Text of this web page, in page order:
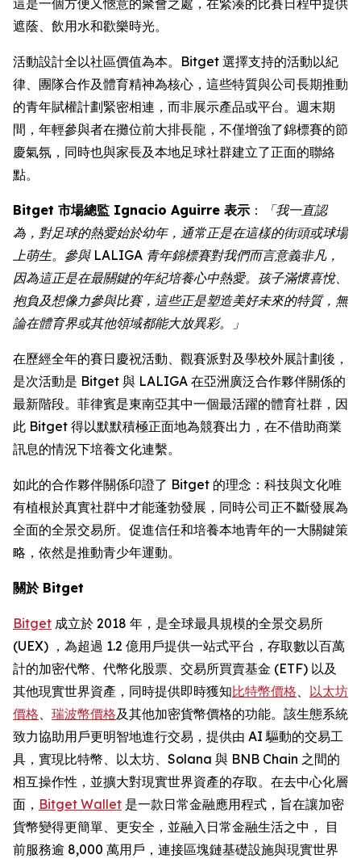
這是一個方便又愜意的聚會之處，在緊湊的比賽日程中提供
遮蔭、飲用水和歡樂時光。
活動設計全以社區價值為本。Bitget 選擇支持的活動以紀
律、團隊合作及體育精神為核心，這些特質與公司長期推動
的青年賦權計劃緊密相連，而非展示產品或平台。週末期
間，年輕參與者在攤位前大排長龍，不僅增強了錦標賽的節
慶氣氛，同時也與家長及本地足球社群建立了正面的聯絡
點。
Bitget 市場總監 Ignacio Aguirre 表示 ：
「我一直認
為，對足球的熱愛始於幼年，通常正是在這樣的街頭或球場
上萌生。參與 LALIGA 青年錦標賽對我們而言意義非凡，
因為這正是在最關鍵的年紀培養心中熱愛。孩子滿懷喜悅、
抱負及想像力參與比賽，這些正是塑造美好未來的特質，無
論在體育界或其他領域都能大放異彩。」
在歷經全年的賽日慶祝活動、觀賽派對及學校外展計劃後，
是次活動是 Bitget 與 LALIGA 在亞洲廣泛合作夥伴關係的
最新階段。菲律賓是東南亞其中一個最活躍的體育社群，因
此 Bitget 得以默默積極正面地為競賽出力，在不借助商業
訊息的情況下培養文化連繫。
如此的合作夥伴關係印證了 Bitget 的理念：科技與文化唯
有植根於真實社群中才能蓬勃發展，同時公司正不斷發展為
全面的全景交易所。促進信任和培養本地青年的一大關鍵策
略，依然是推動青少年運動。
關於 Bitget
Bitget 成立於 2018 年，是全球最具規模的全景交易所
(UEX) ，為超過 1.2 億用戶提供一站式平台，存取數以百萬
計的加密代幣、代幣化股票、交易所買賣基金 (ETF) 以及
其他現實世界資產，同時提供即時獲知比特幣價格、 以太坊
價格、 瑞波幣價格及其他加密貨幣價格的功能。該生態系統
致力協助用戶更明智地進行交易，提供由 AI 驅動的交易工
具，實現比特幣、以太坊、Solana 與 BNB Chain 之間的
相互操作性，並擴大對現實世界資產的存取。在去中心化層
面， Bitget Wallet 是一款日常金融應用程式，旨在讓加密
貨幣變得更簡單、更安全，並融入日常金融生活之中， 目
前服務逾 8,000 萬用戶，連接區塊鏈基礎設施與現實世界